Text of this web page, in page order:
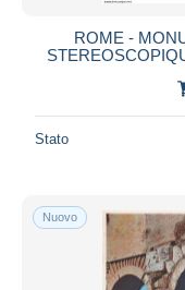
ROME -
Stato
Nuovo